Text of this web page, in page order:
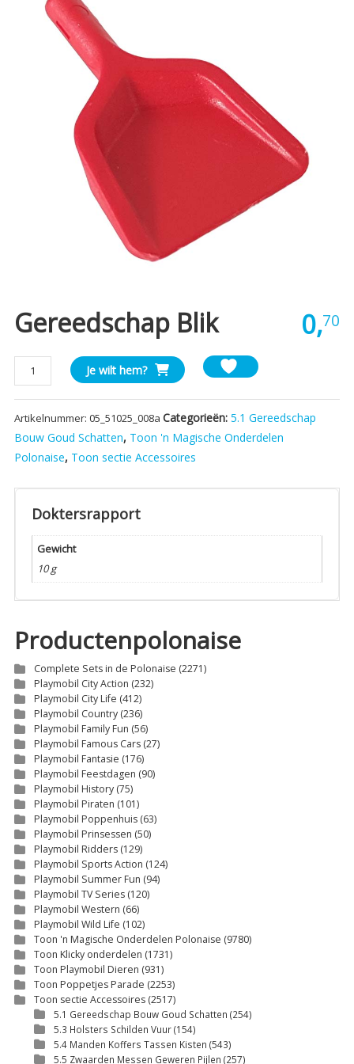
Gereedschap Blik 0,70
Gereedschap
Blik
aantal
Je wilt hem?
Artikelnummer: 05_51025_008a Categorieën: 5.1 Gereedschap
Bouw Goud Schatten, Toon 'n Magische Onderdelen
Polonaise, Toon sectie Accessoires
Doktersrapport
Gewicht
10 g
Productenpolonaise
Complete Sets in de Polonaise (2271)
Playmobil City Action (232)
Playmobil City Life (412)
Playmobil Country (236)
Playmobil Family Fun (56)
Playmobil Famous Cars (27)
Playmobil Fantasie (176)
Playmobil Feestdagen (90)
Playmobil History (75)
Playmobil Piraten (101)
Playmobil Poppenhuis (63)
Playmobil Prinsessen (50)
Playmobil Ridders (129)
Playmobil Sports Action (124)
Playmobil Summer Fun (94)
Playmobil TV Series (120)
Playmobil Western (66)
Playmobil Wild Life (102)
Toon 'n Magische Onderdelen Polonaise (9780)
Toon Klicky onderdelen (1731)
Toon Playmobil Dieren (931)
Toon Poppetjes Parade (2253)
Toon sectie Accessoires (2517)
5.1 Gereedschap Bouw Goud Schatten (254)
5.3 Holsters Schilden Vuur(154)
5.4 Manden Koffers Tassen Kisten (543)
5.5 Zwaarden Messen Geweren Pijlen (257)